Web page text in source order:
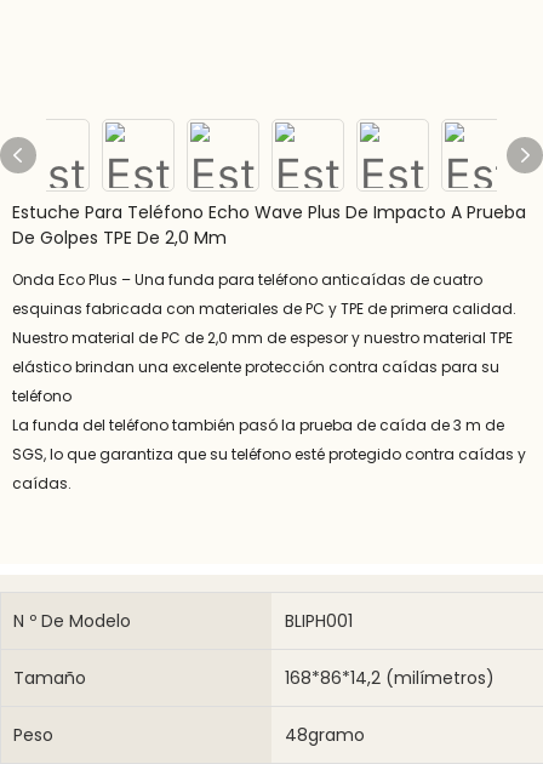
Estuche Para Teléfono Echo Wave Plus De Impacto A Prueba
De Golpes TPE De 2,0 Mm
Onda Eco Plus – Una funda para teléfono anticaídas de cuatro
esquinas fabricada con materiales de PC y TPE de primera calidad.
Nuestro material de PC de 2,0 mm de espesor y nuestro material TPE
elástico brindan una excelente protección contra caídas para su
teléfono
La funda del teléfono también pasó la prueba de caída de 3 m de
SGS, lo que garantiza que su teléfono esté protegido contra caídas y
caídas.
N º De Modelo BLIPH001
Tamaño 168*86*14,2 (milímetros)
Peso 48gramo